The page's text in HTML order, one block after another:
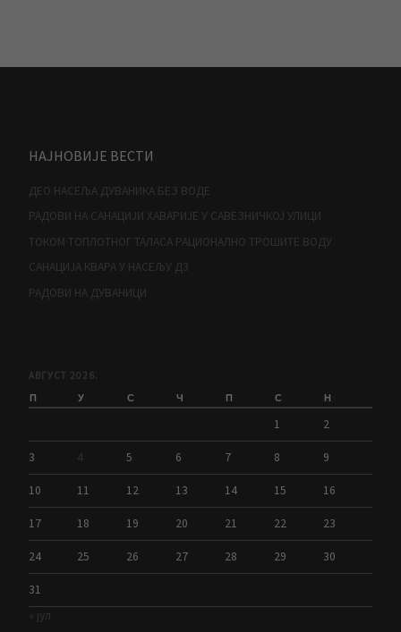
НАЈНОВИЈЕ ВЕСТИ
ДЕО НАСЕЉА ДУВАНИКА БЕЗ ВОДЕ
РАДОВИ НА САНАЦИЈИ ХАВАРИЈЕ У САВЕЗНИЧКОЈ УЛИЦИ
ТОКОМ ТОПЛОТНОГ ТАЛАСА РАЦИОНАЛНО ТРОШИТЕ ВОДУ
САНАЦИЈА КВАРА У НАСЕЉУ Д3
РАДОВИ НА ДУВАНИЦИ
АВГУСТ 2026.
П У С Ч П С Н
1 2
3 4 5 6 7 8 9
10 11 12 13 14 15 16
17 18 19 20 21 22 23
24 25 26 27 28 29 30
31
« јул